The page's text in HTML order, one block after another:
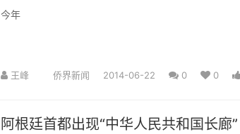
今年
王峰 侨界新闻 2014-06-22 0 0
阿根廷首都出现“中华人民共和国长廊”